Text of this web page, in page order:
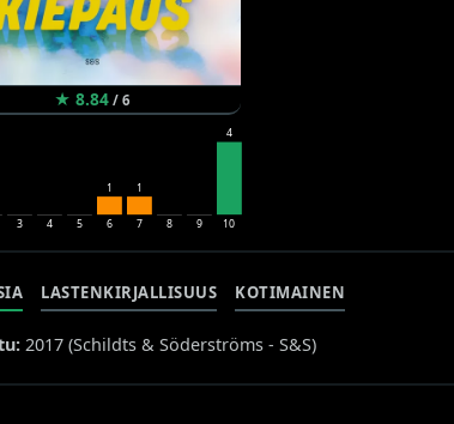
★ 8.84/ 6
3 4 5
1
6
1
7 8 9
4
10
LASTENKIRJALLISUUS KOTIMAINEN
2017 (Schildts & Söderströms - S&S)